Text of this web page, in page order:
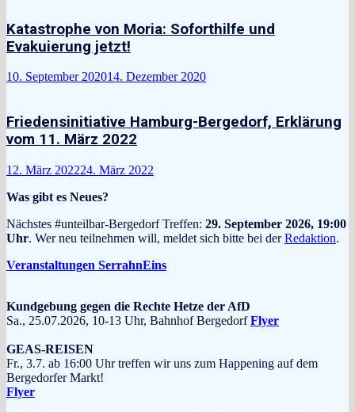
Katastrophe von Moria: Soforthilfe und
Evakuierung jetzt!
10. September 202014. Dezember 2020
Friedensinitiative Hamburg-Bergedorf, Erklärung
vom 11. März 2022
12. März 202224. März 2022
Was gibt es Neues?
Nächstes #unteilbar-Bergedorf Treffen: 29. September 2026, 19:00
Uhr. Wer neu teilnehmen will, meldet sich bitte bei derRedaktion.
Veranstaltungen SerrahnEins
Kundgebung gegen die Rechte Hetze der AfD
Sa., 25.07.2026, 10-13 Uhr, Bahnhof BergedorfFlyer
GEAS-REISEN
Fr., 3.7. ab 16:00 Uhr treffen wir uns zum Happening auf dem
Bergedorfer Markt!
Flyer